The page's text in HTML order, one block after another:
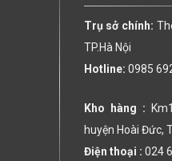
Trụ sở chính:
TP.Hà Nội
Hotline: 0985
Kho hàng :
huyện Hoài Đức,
Điện thoại : 024